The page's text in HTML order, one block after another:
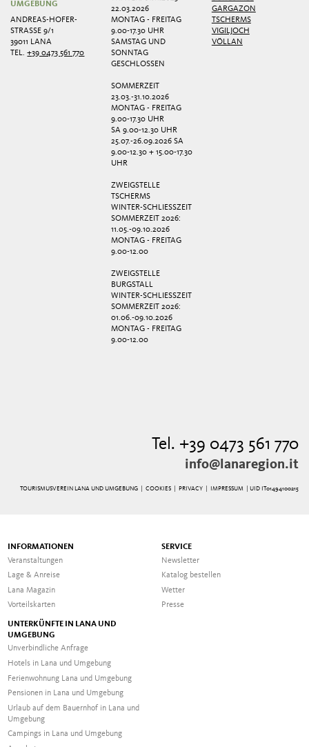
UMGEBUNG
ANDREAS-HOFER-
STRASSE 9/1
39011 LANA
TEL.+39 0473 561 770
22.03.2026
MONTAG - FREITAG
9.00-17.30 UHR
SAMSTAG UND
SONNTAG
GESCHLOSSEN
SOMMERZEIT
23.03.-31.10.2026
MONTAG - FREITAG
9.00-17.30 UHR
SA 9.00-12.30 UHR
25.07.-26.09.2026 SA
9.00-12.30 + 15.00-17.30
UHR
ZWEIGSTELLE
TSCHERMS
WINTER-SCHLIESSZEIT
SOMMERZEIT 2026:
11.05.-09.10.2026
MONTAG - FREITAG
9.00-12.00
ZWEIGSTELLE
BURGSTALL
WINTER-SCHLIESSZEIT
SOMMERZEIT 2026:
01.06.-09.10.2026
MONTAG - FREITAG
9.00-12.00
GARGAZON
TSCHERMS
VIGILJOCH
VÖLLAN
Tel. +39 0473 561 770
info@lanaregion.it
TOURISMUSVEREIN LANA UND UMGEBUNG | COOKIES| PRIVACY| IMPRESSUM | UID IT01494100215
INFORMATIONEN
Veranstaltungen
Lage & Anreise
Lana Magazin
Vorteilskarten
SERVICE
Newsletter
Katalog bestellen
Wetter
Presse
UNTERKÜNFTE IN LANA UND
UMGEBUNG
Unverbindliche Anfrage
Hotels in Lana und Umgebung
Ferienwohnung Lana und Umgebung
Pensionen in Lana und Umgebung
Urlaub auf dem Bauernhof in Lana und
Umgebung
Campings in Lana und Umgebung